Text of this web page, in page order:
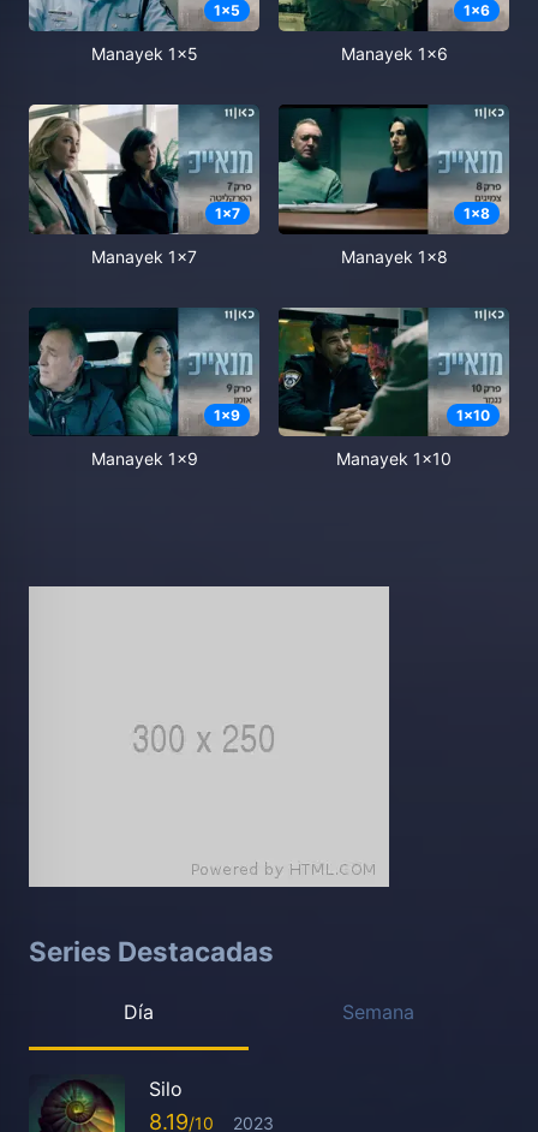
1x5
Manayek 1x5
1x6
Manayek 1x6
1x7
Manayek 1x7
1x8
Manayek 1x8
1x9
Manayek 1x9
1x10
Manayek 1x10
Series Destacadas
Día Semana
Silo
8.19 2023